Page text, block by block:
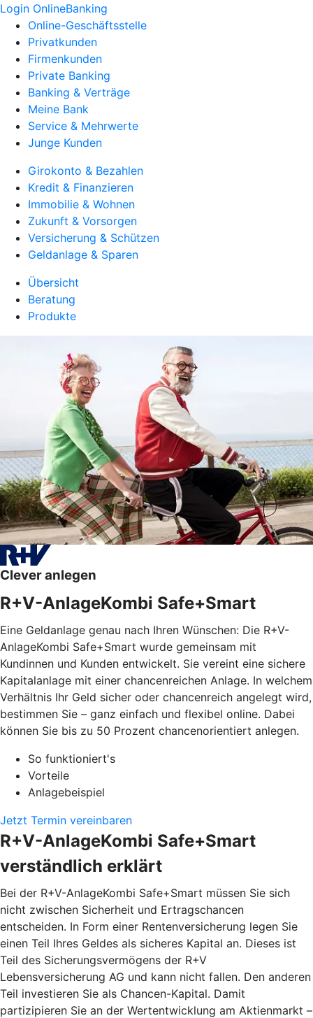
Login OnlineBanking
Online-Geschäftsstelle
Privatkunden
Firmenkunden
Private Banking
Banking & Verträge
Meine Bank
Service & Mehrwerte
Junge Kunden
Girokonto & Bezahlen
Kredit & Finanzieren
Immobilie & Wohnen
Zukunft & Vorsorgen
Versicherung & Schützen
Geldanlage & Sparen
Übersicht
Beratung
Produkte
Clever anlegen
R+V-AnlageKombi Safe+Smart
Eine Geldanlage genau nach Ihren Wünschen: Die R+V-
AnlageKombi Safe+Smart wurde gemeinsam mit
Kundinnen und Kunden entwickelt. Sie vereint eine sichere
Kapitalanlage mit einer chancenreichen Anlage. In welchem
Verhältnis Ihr Geld sicher oder chancenreich angelegt wird,
bestimmen Sie – ganz einfach und flexibel online. Dabei
können Sie bis zu 50 Prozent chancenorientiert anlegen.
So funktioniert's
Vorteile
Anlagebeispiel
Jetzt Termin vereinbaren
R+V-AnlageKombi Safe+Smart
verständlich erklärt
Bei der R+V-AnlageKombi Safe+Smart müssen Sie sich
nicht zwischen Sicherheit und Ertragschancen
entscheiden. In Form einer Rentenversicherung legen Sie
einen Teil Ihres Geldes als sicheres Kapital an. Dieses ist
Teil des Sicherungsvermögens der R+V
Lebensversicherung AG und kann nicht fallen. Den anderen
Teil investieren Sie als Chancen-Kapital. Damit
partizipieren Sie an der Wertentwicklung am Aktienmarkt –